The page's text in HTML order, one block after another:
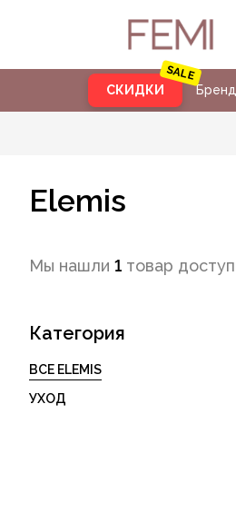
СКИДКИ
Elemis
Мы нашли 1 товар
Категория
ВСЕ ELEMIS
УХОД